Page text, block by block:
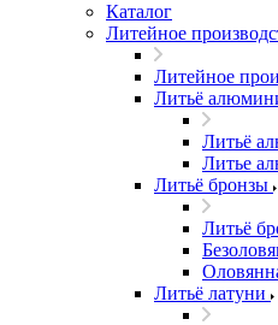
Каталог
Литейное
Литейное
Литьё
Литьё
Литье
Литьё бронзы
Литьё
Литьё латуни